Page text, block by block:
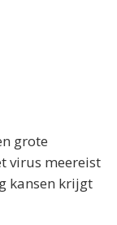
grote
virus meereist
kansen krijgt